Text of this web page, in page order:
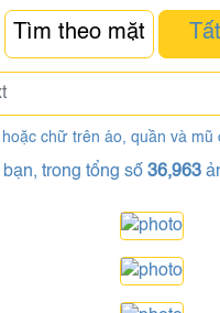
Tìm theo mặt
chữ trên áo, quần và mũ
trong tổng số 36,963